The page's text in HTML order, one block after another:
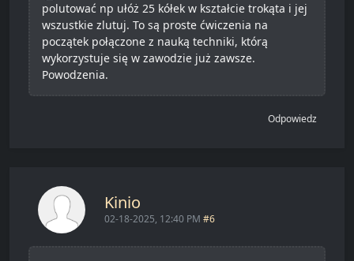
polutować np ułóż 25 kółek w kształcie trokąta i jej
wszustkie zlutuj. To są proste ćwiczenia na
początek połączone z nauką techniki, którą
wykorzystuje się w zawodzie już zawsze.
Powodzenia.
Odpowiedz
Kinio
02-18-2025, 12:40 PM #6